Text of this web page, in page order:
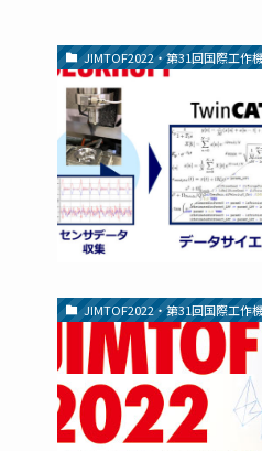
JIMTOF2022・第31回国際工作
JIMTOF2022・第31回国際工作